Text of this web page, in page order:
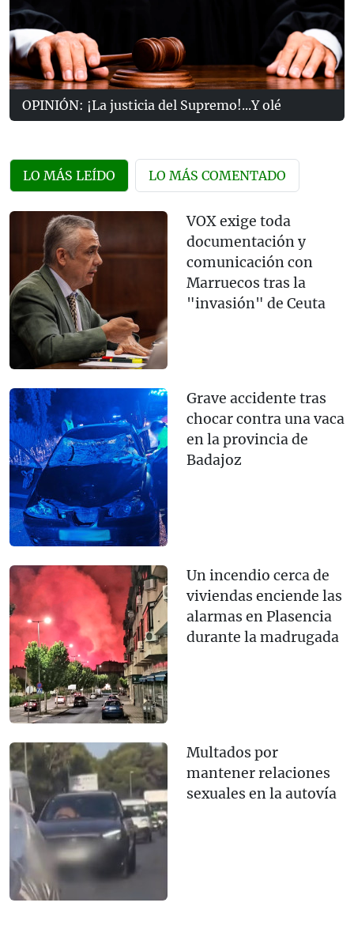
OPINIÓN: ¡La justicia del Supremo!...Y olé
LO MÁS LEÍDO LO MÁS COMENTADO
VOX exige toda
documentación y
comunicación con
Marruecos tras la
"invasión" de Ceuta
Grave accidente tras
chocar contra una vaca
en la provincia de
Badajoz
Un incendio cerca de
viviendas enciende las
alarmas en Plasencia
durante la madrugada
Multados por
mantener relaciones
sexuales en la autovía